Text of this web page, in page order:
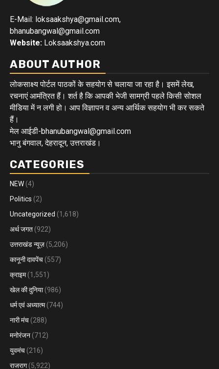
E-Mail: loksaakshya@gmail.com,
bhanubangwal@gmail.com
Website: Loksaakshya.com
ABOUT AUTHOR
लोकसाक्ष्य पोर्टल पाठकों के सहयोग से चलाया जा रहा है। इसमें लेख,
रचनाएं आमंत्रित हैं। शर्त है कि आपकी भेजी सामग्री पहले किसी सोशल
मीडिया में न लगी हो। आप विज्ञापन व अन्य आर्थिक सहयोग भी कर सकते
हैं।
मेल आईडी-bhanubangwal@gmail.com
भानु बंगवाल, देहरादून, उत्तराखंड।
CATEGORIES
NEW (4)
Politics (2)
Uncategorized (1,618)
अर्थ जगत (922)
उत्तराखंड न्यूज़ (5,206)
कानूनी दावपेंच (557)
क्राइम(1,551)
खेल की दुनिया(986)
धर्म एवं अध्यात्म(744)
नारी मंच (288)
मनोरंजन (712)
युवमंच (216)
राजराग(5,922)